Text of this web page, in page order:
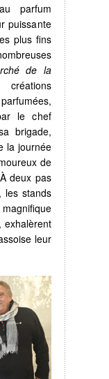
parfum
puissante
plus fins
de la
le chef
brigade,
la journée
de
deux pas
les stands
exhalèrent
leur